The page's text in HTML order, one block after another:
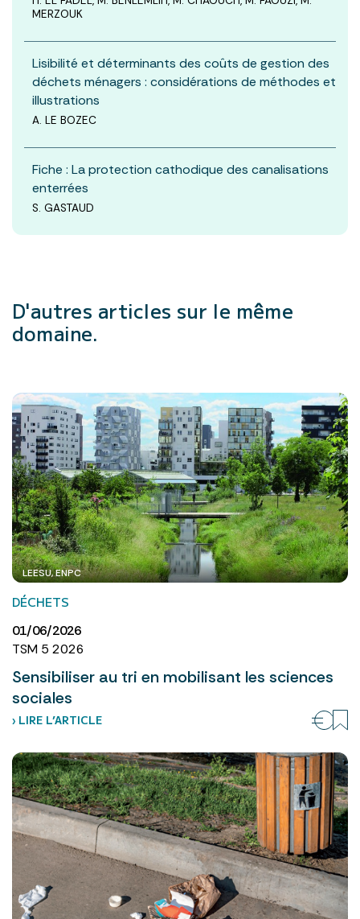
MERZOUK
Lisibilité et déterminants des coûts de gestion des
déchets ménagers : considérations de méthodes et
illustrations
A. LE BOZEC
Fiche : La protection cathodique des canalisations
enterrées
S. GASTAUD
D'autres articles sur le même
domaine.
LEESU, ENPC
DÉCHETS
01/06/2026
TSM 5 2026
Sensibiliser au tri en mobilisant les sciences
sociales
› LIRE L’ARTICLE